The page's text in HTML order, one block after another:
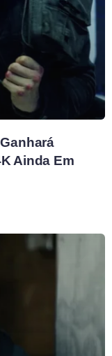
Ainda Em